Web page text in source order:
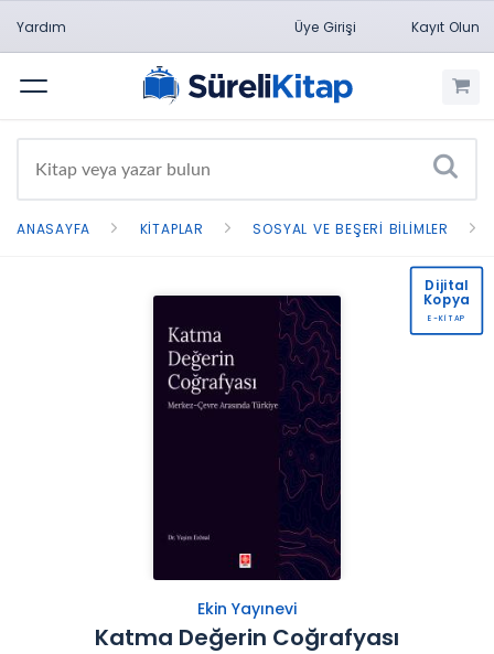
Yardım Üye Girişi Kayıt Olun
Menü
ANASAYFA KITAPLAR SOSYAL VE BEŞERI BILIMLER
Ekin Yayınevi
Katma Değerin Coğrafyası
Dijital
Kopya
E-KİTAP